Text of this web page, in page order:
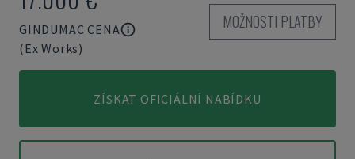
GINDUMAC CENA
(Ex Works)
MOŽNOSTI PLATBY
ZÍSKAT OFICIÁLNÍ NABÍDKU